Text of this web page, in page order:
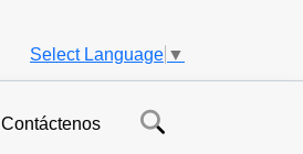
Select Language ▼
Contáctenos